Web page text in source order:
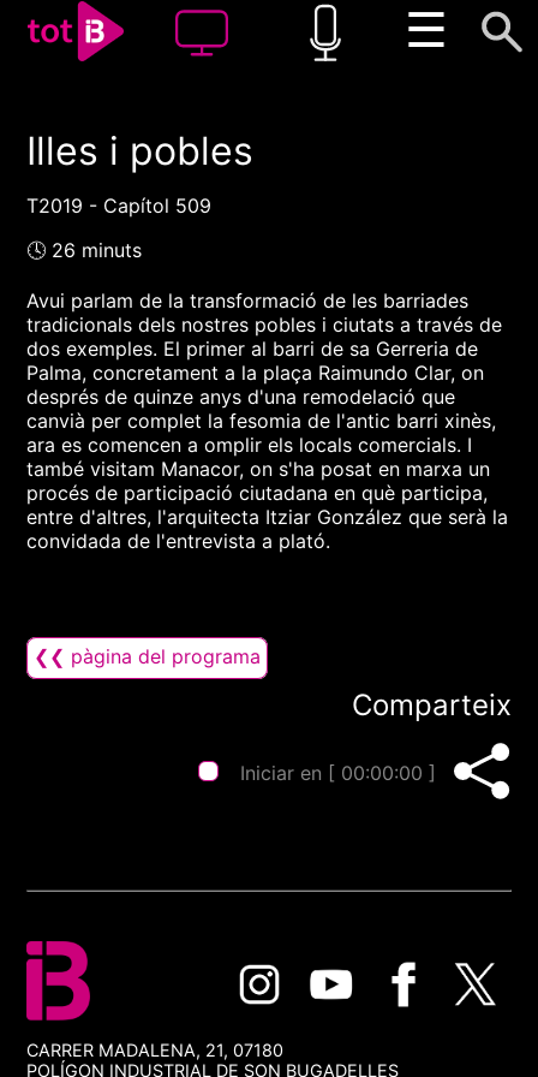
☰
00:00 00:00
1x
Illes i pobles
T2019 - Capítol 509
🕓 26 minuts
Avui parlam de la transformació de les barriades
tradicionals dels nostres pobles i ciutats a través de
dos exemples. El primer al barri de sa Gerreria de
Palma, concretament a la plaça Raimundo Clar, on
després de quinze anys d'una remodelació que
canvià per complet la fesomia de l'antic barri xinès,
ara es comencen a omplir els locals comercials. I
també visitam Manacor, on s'ha posat en marxa un
procés de participació ciutadana en què participa,
entre d'altres, l'arquitecta Itziar González que serà la
convidada de l'entrevista a plató.
❮❮ pàgina del programa
Comparteix
Iniciar en [ 00:00:00 ]
CARRER MADALENA, 21, 07180
POLÍGON INDUSTRIAL DE SON BUGADELLES